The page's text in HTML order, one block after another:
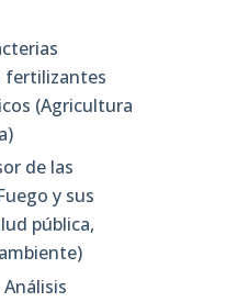
fertilizantes
(Agricultura
de las
y sus
pública,